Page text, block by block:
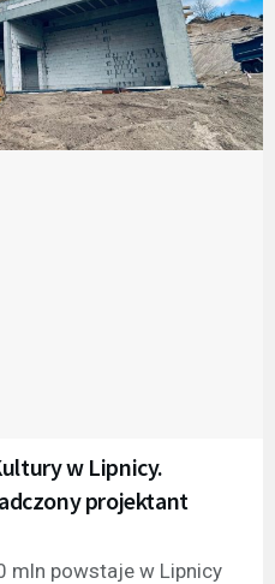
w Lipnicy.
projektant
mln powstaje w Lipnicy